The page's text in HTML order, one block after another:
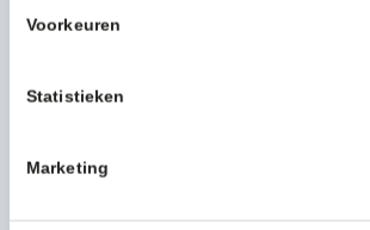
Voorkeuren
Statistieken
Marketing